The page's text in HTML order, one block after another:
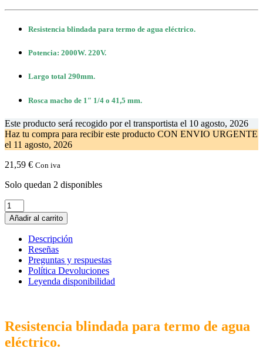
Resistencia blindada para termo de agua eléctrico.
Potencia: 2000W. 220V.
Largo total 290mm.
Rosca macho de 1″ 1/4 o 41,5 mm.
Este producto será recogido por el transportista el 10 agosto, 2026
Haz tu compra para recibir este producto CON ENVIO URGENTE
el 11 agosto, 2026
21,59 € Con iva
Solo quedan 2 disponibles
Resistencia
Blindada
Termo
Rosca
1+1/4"
2000w
220v
cantidad
Añadir al carrito
Descripción
Reseñas
Preguntas y respuestas
Política Devoluciones
Leyenda disponibilidad
Resistencia blindada para termo de agua
eléctrico.